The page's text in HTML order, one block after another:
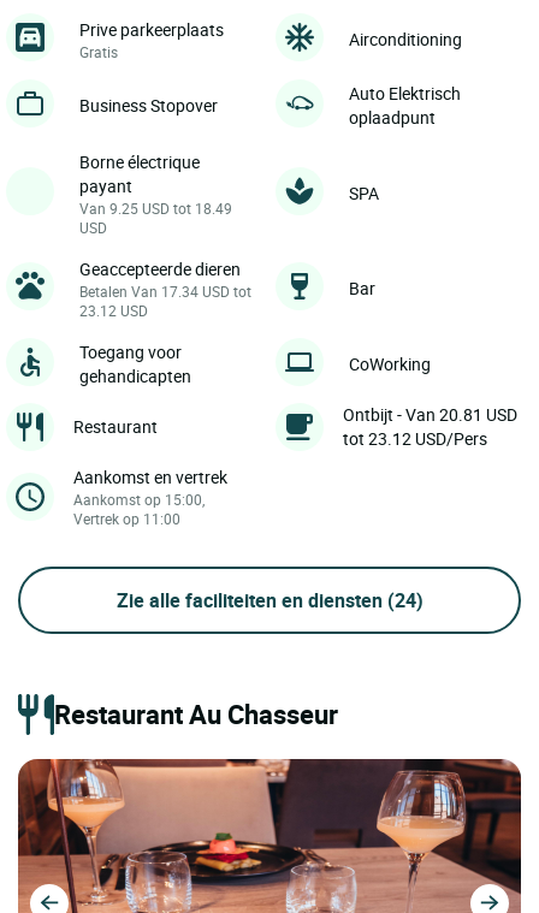
Prive parkeerplaats
Gratis
Airconditioning
Business Stopover
Auto Elektrisch
oplaadpunt
Borne électrique
payant
Van 9.25 USD tot 18.49
USD
SPA
Geaccepteerde dieren
Betalen Van 17.34 USD tot
23.12 USD
Bar
Toegang voor
gehandicapten
CoWorking
Restaurant
Ontbijt - Van 20.81 USD
tot 23.12 USD/Pers
Aankomst en vertrek
Aankomst op 15:00,
Vertrek op 11:00
Zie alle faciliteiten en diensten (24)
Restaurant Au Chasseur